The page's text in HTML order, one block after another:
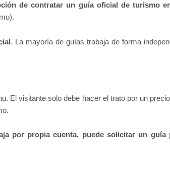
de contratar un guía oficial de turismo
. La mayoría de guías trabaja de forma
El visitante solo debe hacer el trato por un
por propia cuenta, puede solicitar un